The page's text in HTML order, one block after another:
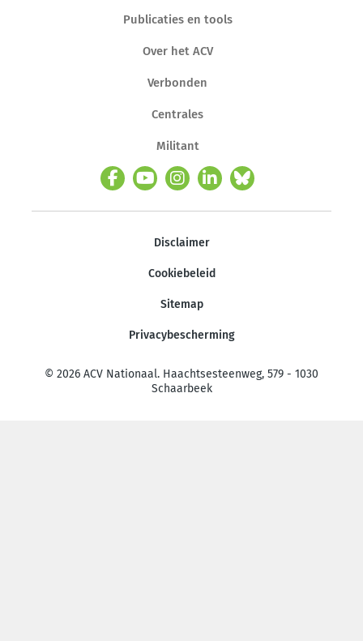
Publicaties en tools
Over het ACV
Verbonden
Centrales
Militant
Disclaimer
Cookiebeleid
Sitemap
Privacybescherming
© 2026 ACV Nationaal. Haachtsesteenweg, 579 - 1030
Schaarbeek